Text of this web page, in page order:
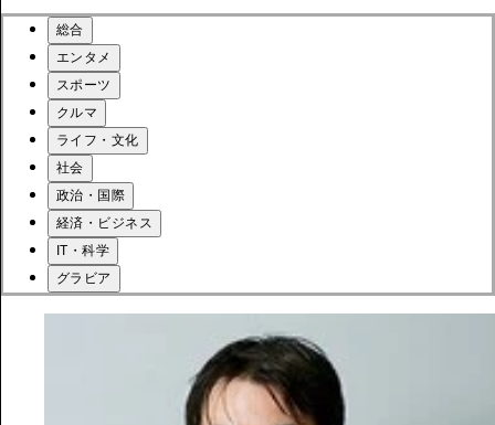
総合
エンタメ
スポーツ
クルマ
ライフ・文化
社会
政治・国際
経済・ビジネス
IT・科学
グラビア